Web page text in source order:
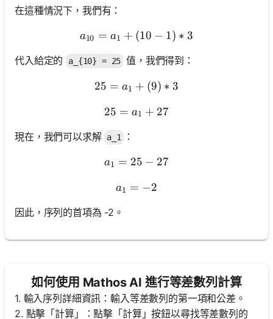
尚
在這種情況下，我們有：
a_{10} = a_1 + (10 - 1) *
a10 = a1 + (10 − 1) ∗ 3
代入給定的 a_{10} = 25 值，我們得到：
25 = a_1 + (9) * 3
25 = a1 + (9) ∗ 3
25 = a_1 + 27
25 = a1 + 27
現在，我們可以求解 a_1 ：
a_1 = 25 - 27
a1 = 25 − 27
a_1 = -2
a1 = −2
因此，序列的首項為 -2。
如何使用 Mathos AI 進行等差數列計算
1. 輸入序列詳細資訊：輸入等差數列的第一項和公差。
2. 點擊「計算」：點擊「計算」按鈕以尋找等差數列的